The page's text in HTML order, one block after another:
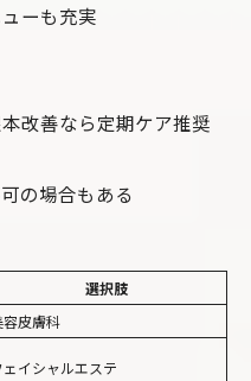
ーも充実
改善なら定期ケア推奨
の場合もある
選択肢
容皮膚科
ェイシャルエステ